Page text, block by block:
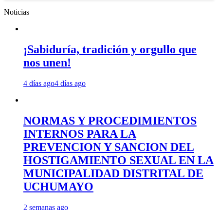
Noticias
¡Sabiduría, tradición y orgullo que
nos unen!
4 días ago4 días ago
NORMAS Y PROCEDIMIENTOS
INTERNOS PARA LA
PREVENCION Y SANCION DEL
HOSTIGAMIENTO SEXUAL EN LA
MUNICIPALIDAD DISTRITAL DE
UCHUMAYO
2 semanas ago